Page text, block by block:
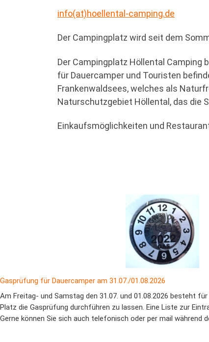
info(at)hoellental-camping.de
Der Campingplatz wird seit dem
Der Campingplatz Höllental Camping
für Dauercamper und Touristen
Frankenwaldsees, welches als
Naturschutzgebiet Höllental, das die
Einkaufsmöglichkeiten und
Gasprüfung für Dauercamper am 31.07./01.08.2026
Am Freitag- und Samstag den 31.07. und 01.08.2026 besteht
Platz die Gasprüfung durchführen zu lassen. Eine Liste zur
Gerne können Sie sich auch telefonisch oder per mail während